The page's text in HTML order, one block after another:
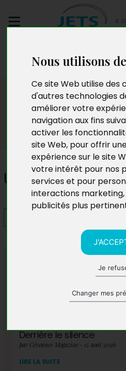
Nous utilisons
Ce site Web utilise des
d'autres technologies
améliorer votre
navigation aux fins
activer les
site Web, pour offrir
expérience sur le site
votre intérêt pour nos
services et pour
interactions marketing,
publicités plus
Je
Changer mes
manuscrit
Presse
Un silence
A lire également
Derrière le silence
par Cévennes Magazine - 15 août 2026
LIRE LA SUITE